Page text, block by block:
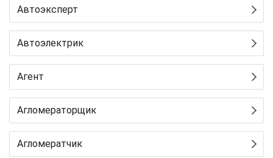
Автоэксперт
Автоэлектрик
Агент
Агломераторщик
Агломератчик